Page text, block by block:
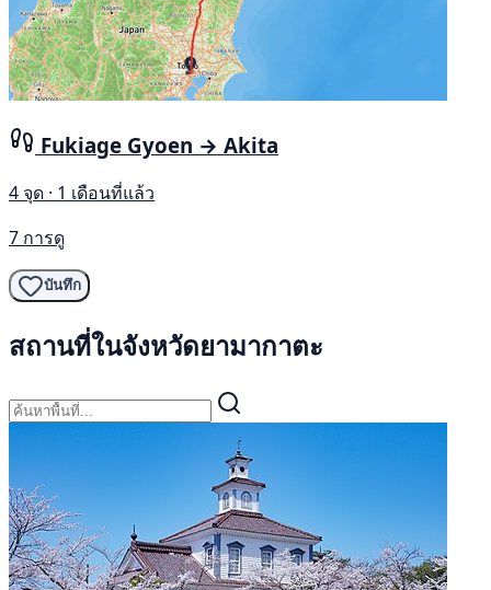
Fukiage Gyoen → Akita
4 จุด · 1 เดือนที่แล้ว
7 การดู
บันทึก
สถานที่ในจังหวัดยามากาตะ